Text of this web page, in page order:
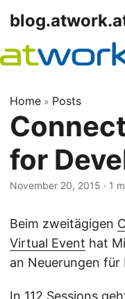
Home » Posts
for
November 20, 2015 · 1
Beim zweitägigen
Virtual Event hat
an Neuerungen
In 112 Sessions